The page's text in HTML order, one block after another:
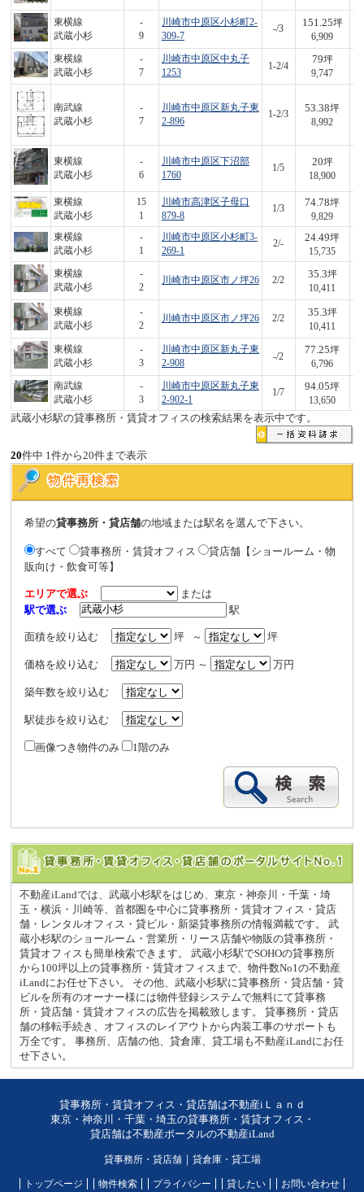
東横線
武蔵小杉
-
9
川崎市中原区小杉町2-
309-7
-/3
151.25坪
6,909
東横線
武蔵小杉
-
7
川崎市中原区中丸子
1253
1-2/4
79坪
9,747
南武線
武蔵小杉
-
7
川崎市中原区新丸子東
2-896
1-2/3
53.38坪
8,992
東横線
武蔵小杉
-
6
川崎市中原区下沼部
1760
1/5
20坪
18,900
東横線
武蔵小杉
15
1
川崎市高津区子母口
879-8
1/3
74.78坪
9,829
東横線
武蔵小杉
-
1
川崎市中原区小杉町3-
269-1
2/-
24.49坪
15,735
東横線
武蔵小杉
-
2
川崎市中原区市ノ坪26 2/2
35.3坪
10,411
東横線
武蔵小杉
-
2
川崎市中原区市ノ坪26 2/2
35.3坪
10,411
東横線
武蔵小杉
-
3
川崎市中原区新丸子東
2-908
-/2
77.25坪
6,796
南武線
武蔵小杉
-
3
川崎市中原区新丸子東
2-902-1
1/7
94.05坪
13,650
武蔵小杉駅の貸事務所・賃貸オフィスの検索結果を表示中です。
20件中 1件から20件まで表示
希望の貸事務所・貸店舗の地域または駅名を選んで下さい。
すべて 貸事務所・賃貸オフィス
貸店舗【ショールーム・物
販向け・飲食可等】
エリアで選ぶ
または
駅で選ぶ
駅
面積を絞り込む 坪 ～ 坪
価格を絞り込む 万円 ～ 万円
築年数を絞り込む
駅徒歩を絞り込む
画像つき物件のみ 1階のみ
不動産iLandでは、武蔵小杉駅をはじめ、東京・神奈川・千葉・埼
玉・横浜・川崎等、首都圏を中心に貸事務所・賃貸オフィス・貸店
舗・レンタルオフィス・貸ビル・新築貸事務所の情報満載です。 武
蔵小杉駅のショールーム・営業所・リース店舗や物販の貸事務所・
賃貸オフィスも簡単検索できます。 武蔵小杉駅でSOHOの貸事務所
から100坪以上の貸事務所・賃貸オフィスまで、物件数No1の不動産
iLandにお任せ下さい。 その他、武蔵小杉駅に貸事務所・貸店舗・貸
ビルを所有のオーナー様には物件登録システムで無料にて貸事務
所・貸店舗・賃貸オフィスの広告を掲載致します。 貸事務所・貸店
舗の移転手続き、オフィスのレイアウトから内装工事のサポートも
万全です。 事務所、店舗の他、貸倉庫、貸工場も不動産iLandにお任
せ下さい。
貸事務所・賃貸オフィス・貸店舗は不動産iＬａｎｄ
東京・神奈川・千葉・埼玉の貸事務所・賃貸オフィス・
貸店舗は不動産ポータルの不動産iLand
貸事務所・貸店舗｜ 貸倉庫・貸工場
トップページ 物件検索 プライバシー 貸したい お問い合わせ